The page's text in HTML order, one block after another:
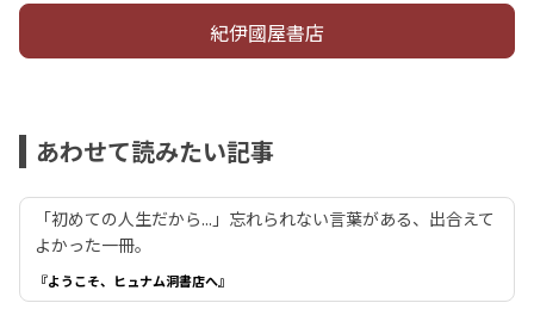
紀伊國屋書店
あわせて読みたい記事
「初めての人生だから...」忘れられない言葉がある、出合えて
よかった一冊。
『ようこそ、ヒュナム洞書店へ』